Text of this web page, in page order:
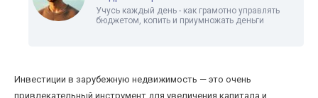
Учусь каждый день - как грамотно управлять
бюджетом, копить и приумножать деньги
Инвестиции в зарубежную недвижимость — это очень
привлекательный инструмент для увеличения капитала и